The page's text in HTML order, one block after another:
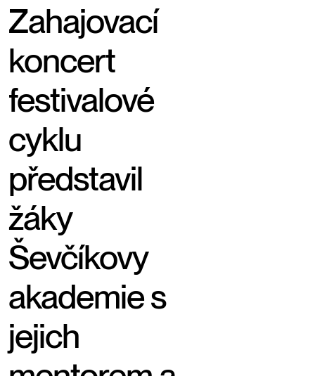
Zahajovací
koncert
festivalové
cyklu
představil
žáky
Ševčíkovy
akademie s
jejich